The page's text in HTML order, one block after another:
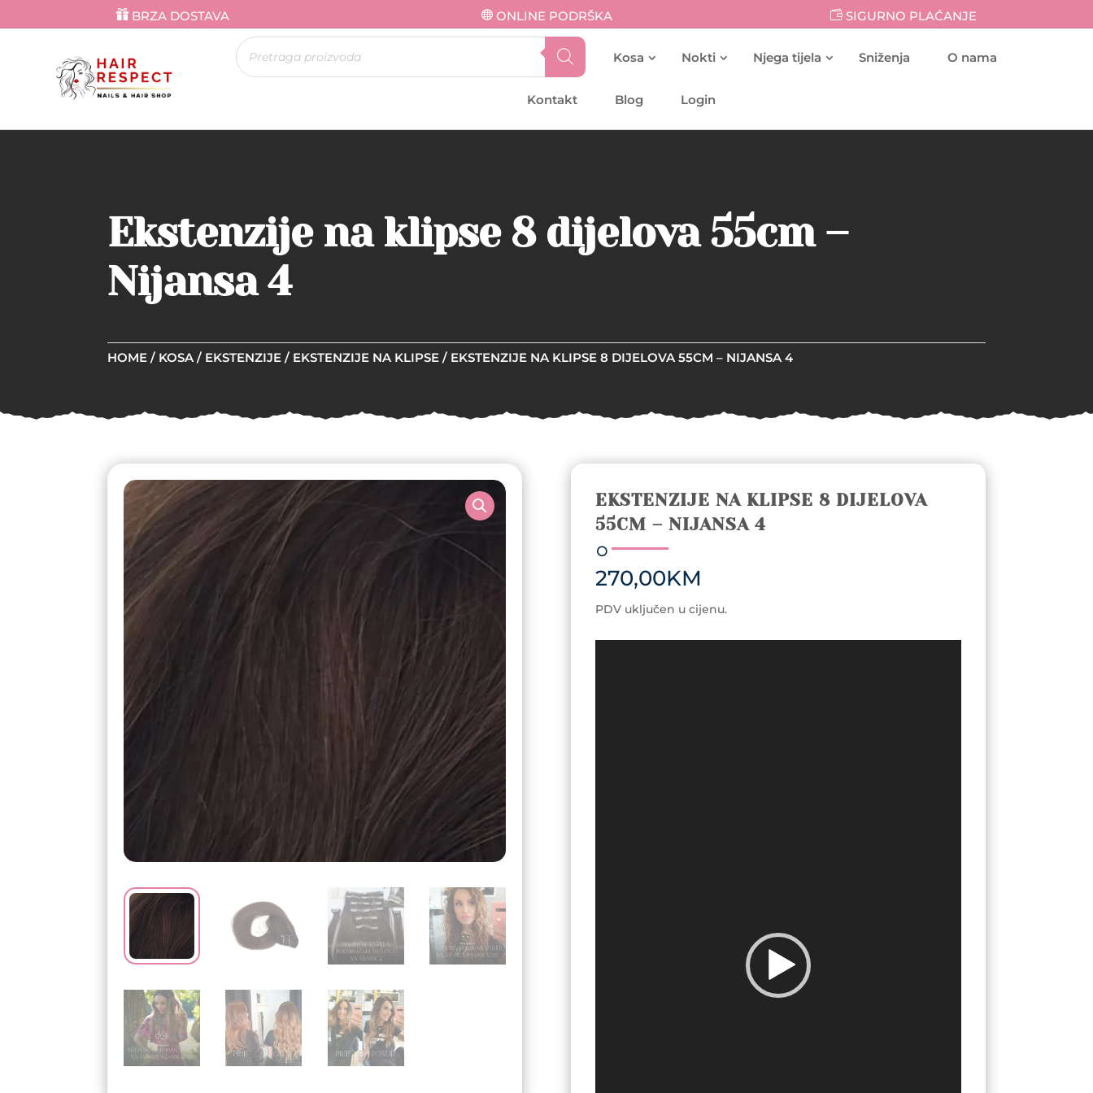
BRZA DOSTAVA ONLINE PODRŠKA SIGURNO PLAĆANJE
Products
search Kosa Nokti Njega tijela Sniženja O nama
Kontakt Blog Login
Ekstenzije na klipse 8 dijelova 55cm –
Nijansa 4
HOME / KOSA / EKSTENZIJE / EKSTENZIJE NA KLIPSE / EKSTENZIJE NA KLIPSE 8 DIJELOVA 55CM – NIJANSA 4
EKSTENZIJE NA KLIPSE 8 DIJELOVA
55CM – NIJANSA 4
270,00KM
PDV uključen u cijenu.